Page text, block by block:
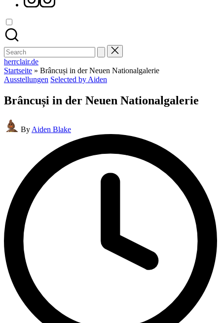
Search
for:
herrclair.de
Startseite » Brâncuși in der Neuen Nationalgalerie
Posted
Ausstellungen Selected by Aiden
Brâncuși in der Neuen Nationalgalerie
Posted
by
By Aiden Blake